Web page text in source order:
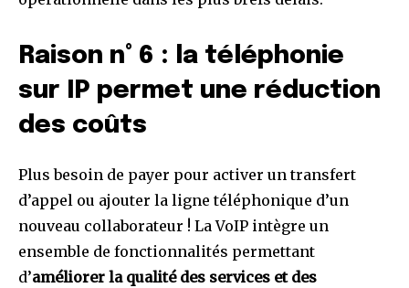
Raison n° 6 : la téléphonie
sur IP permet une réduction
des coûts
Plus besoin de payer pour activer un transfert
d’appel ou ajouter la ligne téléphonique d’un
nouveau collaborateur ! La VoIP intègre un
ensemble de fonctionnalités permettant
d’améliorer la qualité des services et des